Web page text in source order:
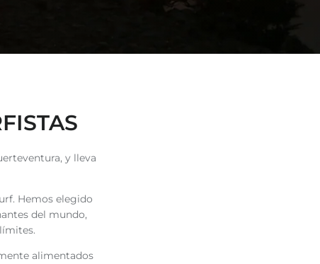
y lleva
Hemos elegido
del mundo,
alimentados